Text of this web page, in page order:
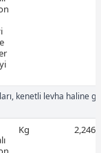
kenetli levha haline
Kg 2,246